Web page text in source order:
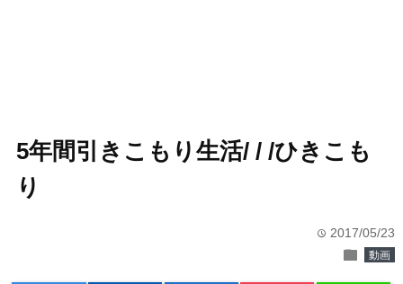
5年間引きこもり生活/ / /ひきこも
り
time 2017/05/23
folder 動画